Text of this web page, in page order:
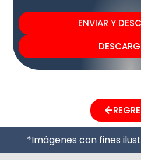
ENVIAR Y
*Imágenes con fines